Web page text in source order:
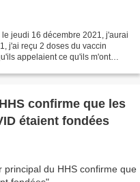
jeudi 16 décembre 2021, j'aurai
j'ai reçu 2 doses du vaccin
appelaient ce qu'ils m'ont
confirme que les
étaient fondées